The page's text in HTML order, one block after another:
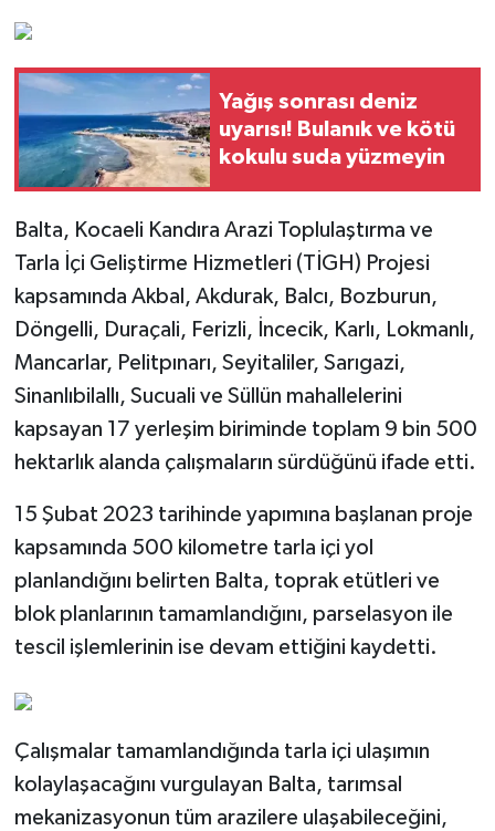
Yağış sonrası deniz
uyarısı! Bulanık ve kötü
kokulu suda yüzmeyin
Balta, Kocaeli Kandıra Arazi Toplulaştırma ve
Tarla İçi Geliştirme Hizmetleri (TİGH) Projesi
kapsamında Akbal, Akdurak, Balcı, Bozburun,
Döngelli, Duraçali, Ferizli, İncecik, Karlı, Lokmanlı,
Mancarlar, Pelitpınarı, Seyitaliler, Sarıgazi,
Sinanlıbilallı, Sucuali ve Süllün mahallelerini
kapsayan 17 yerleşim biriminde toplam 9 bin 500
hektarlık alanda çalışmaların sürdüğünü ifade etti.
15 Şubat 2023 tarihinde yapımına başlanan proje
kapsamında 500 kilometre tarla içi yol
planlandığını belirten Balta, toprak etütleri ve
blok planlarının tamamlandığını, parselasyon ile
tescil işlemlerinin ise devam ettiğini kaydetti.
Çalışmalar tamamlandığında tarla içi ulaşımın
kolaylaşacağını vurgulayan Balta, tarımsal
mekanizasyonun tüm arazilere ulaşabileceğini,